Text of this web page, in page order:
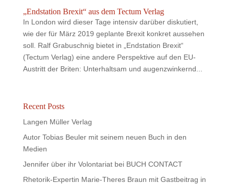
„Endstation Brexit“ aus dem Tectum Verlag
In London wird dieser Tage intensiv darüber diskutiert,
wie der für März 2019 geplante Brexit konkret aussehen
soll. Ralf Grabuschnig bietet in „Endstation Brexit“
(Tectum Verlag) eine andere Perspektive auf den EU-
Austritt der Briten: Unterhaltsam und augenzwinkernd...
Recent Posts
Langen Müller Verlag
Autor Tobias Beuler mit seinem neuen Buch in den
Medien
Jennifer über ihr Volontariat bei BUCH CONTACT
Rhetorik-Expertin Marie-Theres Braun mit Gastbeitrag in